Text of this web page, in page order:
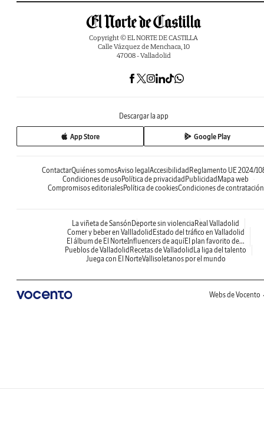
Copyright © EL NORTE DE CASTILLA
Calle Vázquez de Menchaca, 10
47008 - Valladolid
Descargar la app
App Store Google Play
ContactarQuiénes somosAviso legal Accesibilidad Reglamento UE 2024/
Condiciones de uso Política de privacidad Publicidad Mapa web
Compromisos editorialesPolítica de cookiesCondiciones de contratación
La viñeta de Sansón Deporte sin violencia Real Valladolid
Comer y beber en Vallladolid Estado del tráfico en Valladolid
El álbum de El NorteInfluencers de aquíEl plan favorito de...
Pueblos de Valladolid Recetas de Valladolid La liga del talento
Juega con El NorteVallisoletanos por el mundo
Webs de Vocento